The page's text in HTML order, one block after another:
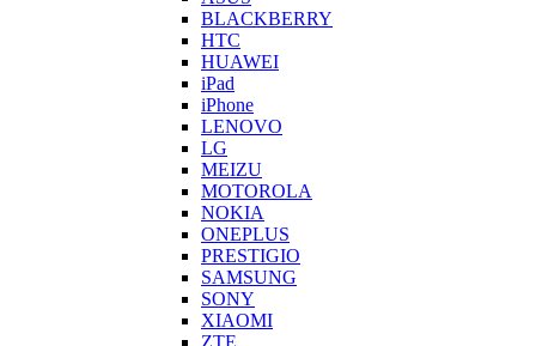
BLACKBERRY
HTC
HUAWEI
iPad
iPhone
LENOVO
LG
MEIZU
MOTOROLA
NOKIA
ONEPLUS
PRESTIGIO
SAMSUNG
SONY
XIAOMI
ZTE